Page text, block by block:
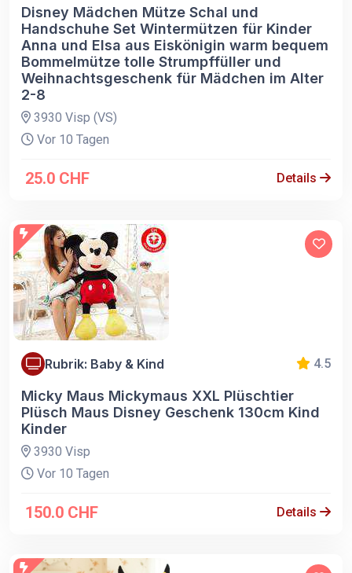
Disney Mädchen Mütze Schal und
Handschuhe Set Wintermützen für Kinder
Anna und Elsa aus Eiskönigin warm bequem
Bommelmütze tolle Strumpffüller und
Weihnachtsgeschenk für Mädchen im Alter
2-8
3930 Visp (VS)
Vor 10 Tagen
25.0 CHF Details
Rubrik: Baby & Kind 4.5
Micky Maus Mickymaus XXL Plüschtier
Plüsch Maus Disney Geschenk 130cm Kind
Kinder
3930 Visp
Vor 10 Tagen
150.0 CHF Details